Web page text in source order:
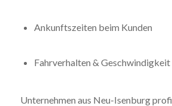
Ankunftszeiten beim Kunden
Fahrverhalten & Geschwindigkeit
Unternehmen aus Neu-Isenburg